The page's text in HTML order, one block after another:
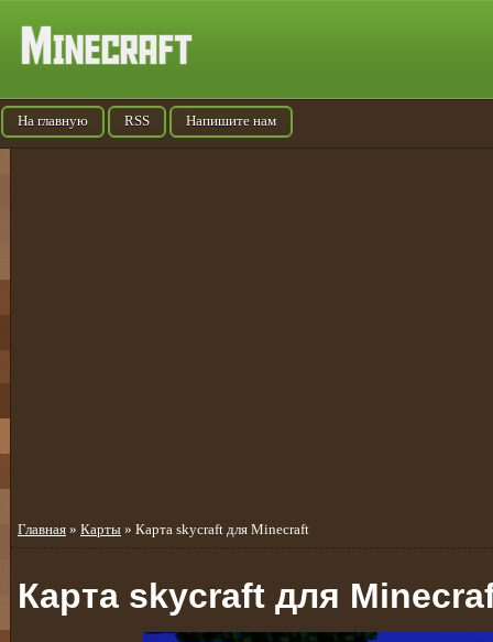
На главную RSS Напишите нам
Главная » Карты » Карта skycraft для Minecraft
Карта skycraft для